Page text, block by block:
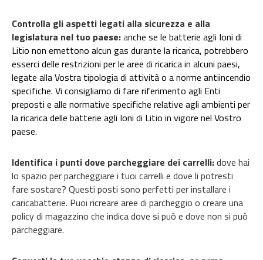
Controlla gli aspetti legati alla sicurezza e alla
legislatura nel tuo paese:anche se le batterie agli Ioni di
Litio non emettono alcun gas durante la ricarica, potrebbero
esserci delle restrizioni per le aree di ricarica in alcuni paesi,
legate alla Vostra tipologia di attività o a norme antiincendio
specifiche. Vi consigliamo di fare riferimento agli Enti
preposti e alle normative specifiche relative agli ambienti per
la ricarica delle batterie agli Ioni di Litio in vigore nel Vostro
paese.
Identifica i punti dove parcheggiare dei carrelli:dove hai
lo spazio per parcheggiare i tuoi carrelli e dove li potresti
fare sostare? Questi posti sono perfetti per installare i
caricabatterie. Puoi ricreare aree di parcheggio o creare una
policy di magazzino che indica dove si può e dove non si può
parcheggiare.